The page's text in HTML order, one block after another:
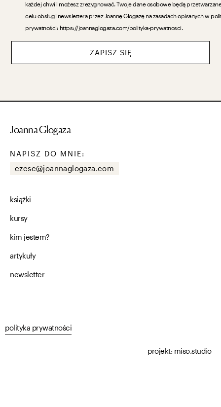
każdej chwili możesz zrezygnować. Twoje dane osobowe będą
celu obsługi newslettera przez Joannę Glogazę na zasadach opisanych w
prywatności: https://joannaglogaza.com/polityka-prywatnosci.
ZAPISZ SIĘ
Joanna Glogaza
NAPISZ DO MNIE:
czesc@joannaglogaza.com
książki
kursy
kim jestem?
artykuły
newsletter
polityka prywatności
projekt: miso.studio